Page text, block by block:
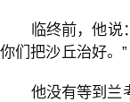
临终前，他说
你们把沙丘治好。”
他没有等到兰